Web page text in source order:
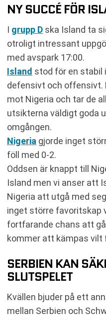
NY SUCCÉ FÖR
I grupp D ska Island ta
otroligt intressant
med avspark 17:00.
Island stod för en stabil
defensivt och offensivt.
mot Nigeria och tar de
utsikterna väldigt goda
omgången.
Nigeria gjorde inget
föll med 0-2.
Oddsen är knappt till
Island men vi anser att
Nigeria att utgå med
inget större favoritskap
fortfarande chans att
kommer att kämpas vilt
SERBIEN KAN
SLUTSPELET
Kvällen bjuder på ett
mellan Serbien och